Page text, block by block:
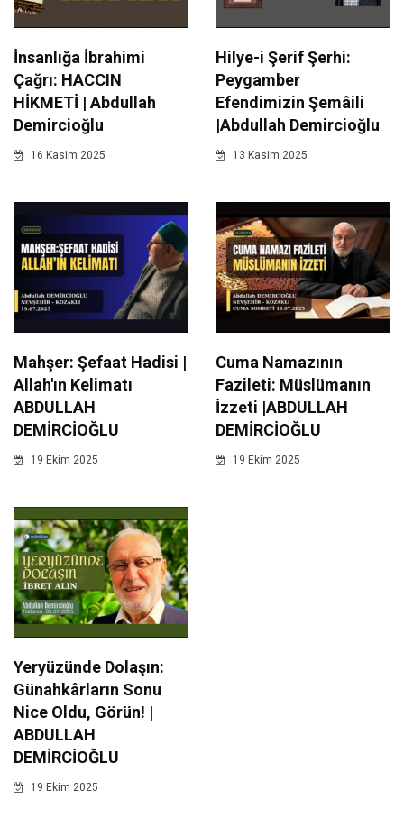
İnsanlığa İbrahimi
Çağrı: HACCIN
HİKMETİ | Abdullah
Demircioğlu
16 Kasim 2025
Hilye-i Şerif Şerhi:
Peygamber
Efendimizin Şemâili
|Abdullah Demircioğlu
13 Kasim 2025
Mahşer: Şefaat Hadisi |
Allah'ın Kelimatı
ABDULLAH
DEMİRCİOĞLU
19 Ekim 2025
Cuma Namazının
Fazileti: Müslümanın
İzzeti |ABDULLAH
DEMİRCİOĞLU
19 Ekim 2025
Yeryüzünde Dolaşın:
Günahkârların Sonu
Nice Oldu, Görün! |
ABDULLAH
DEMİRCİOĞLU
19 Ekim 2025